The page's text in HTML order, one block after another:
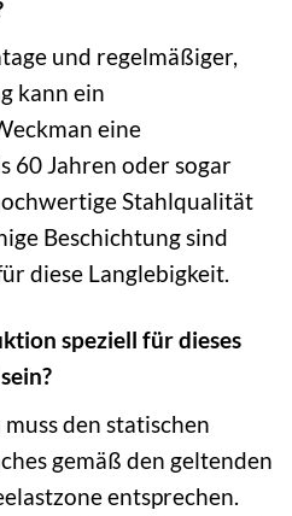
und regelmäßiger,
kann ein
eine
60 Jahren oder sogar
Stahlqualität
Beschichtung sind
diese Langlebigkeit.
speziell für dieses
den statischen
gemäß den geltenden
entsprechen.